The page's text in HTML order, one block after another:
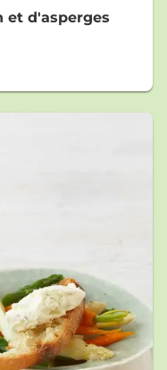
et d'asperges